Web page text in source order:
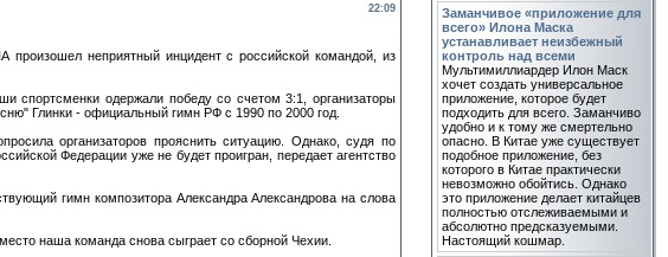
22:09
неприятный инцидент с российской командой, из
спортсменки одержали победу со счетом 3:1, организаторы
Глинки - официальный гимн РФ с 1990 по 2000 год.
организаторов прояснить ситуацию. Однако, судя по
Федерации уже не будет проигран, передает агентство
гимн композитора Александра Александрова на слова
наша команда снова сыграет со сборной Чехии.
Заманчивое «приложение для
всего» Илона Маска
устанавливает неизбежный
контроль над всеми
Мультимиллиардер Илон Маск
хочет создать универсальное
приложение, которое будет
подходить для всего. Заманчиво
удобно и к тому же смертельно
опасно. В Китае уже существует
подобное приложение, без
которого в Китае практически
невозможно обойтись. Однако
это приложение делает китайцев
полностью отслеживаемыми и
абсолютно предсказуемыми.
Настоящий кошмар.